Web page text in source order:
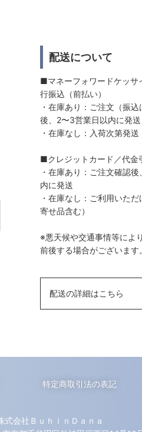
配送について
■マネーフォワードケッサ
行振込（前払い）
・在庫あり：ご注文（振
後、2〜3営業日以内に発送
・在庫なし：入荷次第発送
■クレジットカード／代金
・在庫あり：ご注文確認
内に発送
・在庫なし：ご利用いた
寄せ品含む）
※悪天候や交通事情等によ
前後する場合がございます。
配送の詳細はこちら
特定商取引法の表記
式会社ＢｕｈｉｎＤａｎａ